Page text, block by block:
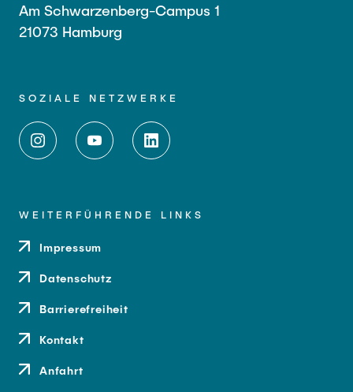
Am Schwarzenberg-Campus 1
21073 Hamburg
SOZIALE NETZWERKE
WEITERFÜHRENDE LINKS
Impressum
Datenschutz
Barrierefreiheit
Kontakt
Anfahrt